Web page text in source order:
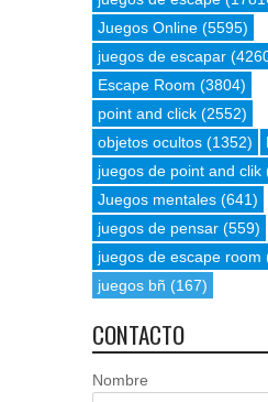
Juegos Online (5595)
juegos de escapar
Escape Room (3804)
point and click (2552)
objetos ocultos (1352)
juegos de point and clik
Juegos mentales (641)
juegos de pensar (559)
juegos de escape room
juegos bñ (167)
CONTACTO
Nombre